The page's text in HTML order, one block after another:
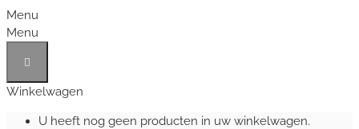
Menu
Menu
Winkelwagen
U heeft nog geen producten in uw winkelwagen.